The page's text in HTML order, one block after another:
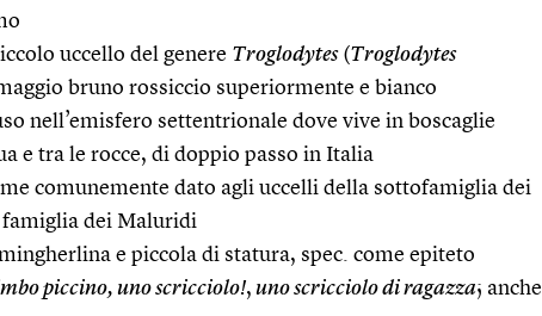
uccello del genere Troglodytes(Troglodytes
bruno rossiccio superiormente e bianco
nell’emisfero settentrionale dove vive in boscaglie
e tra le rocce, di doppio passo in Italia
comunemente dato agli uccelli della sottofamiglia dei
dei Maluridi
e piccola di statura, spec. come epiteto
piccino, uno scricciolo!, uno scricciolo di ragazza; anche